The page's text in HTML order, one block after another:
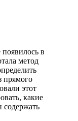
в
метод
прямого
этот
какие
содержать